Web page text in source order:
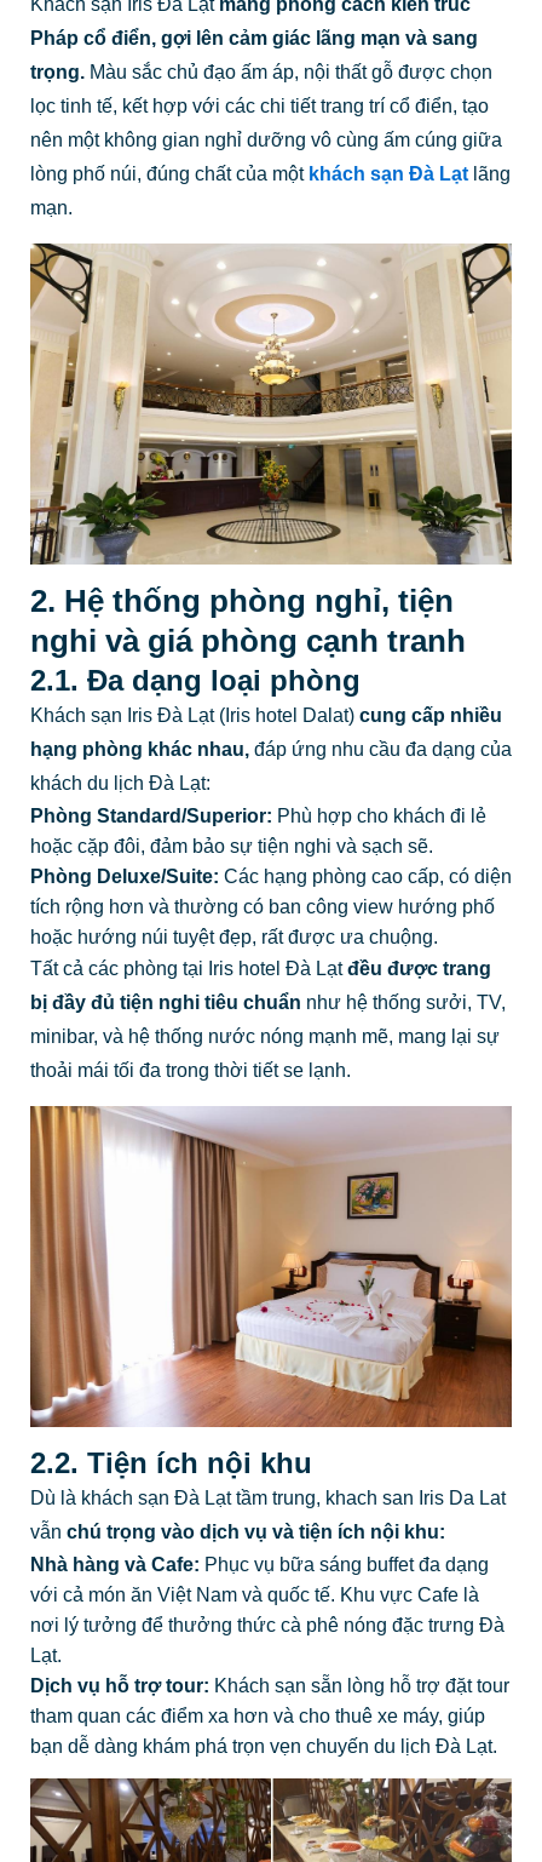
Khách sạn Iris Đà Lạt mang phong cách kiến trúc
Pháp cổ điển, gợi lên cảm giác lãng mạn và sang
trọng.Màu sắc chủ đạo ấm áp, nội thất gỗ được chọn
lọc tinh tế, kết hợp với các chi tiết trang trí cổ điển, tạo
nên một không gian nghỉ dưỡng vô cùng ấm cúng giữa
lòng phố núi, đúng chất của một khách sạn Đà Lạtlãng
mạn.
2. Hệ thống phòng nghỉ, tiện
nghi và giá phòng cạnh tranh
2.1. Đa dạng loại phòng
Khách sạn Iris Đà Lạt (Iris hotel Dalat) cung cấp nhiều
hạng phòng khác nhau,đáp ứng nhu cầu đa dạng của
khách du lịch Đà Lạt:
Phòng Standard/Superior: Phù hợp cho khách đi lẻ
hoặc cặp đôi, đảm bảo sự tiện nghi và sạch sẽ.
Phòng Deluxe/Suite: Các hạng phòng cao cấp, có diện
tích rộng hơn và thường có ban công view hướng phố
hoặc hướng núi tuyệt đẹp, rất được ưa chuộng.
Tất cả các phòng tại Iris hotel Đà Lạtđều được trang
bị đầy đủ tiện nghi tiêu chuẩn như hệ thống sưởi, TV,
minibar, và hệ thống nước nóng mạnh mẽ, mang lại sự
thoải mái tối đa trong thời tiết se lạnh.
2.2. Tiện ích nội khu
Dù là khách sạn Đà Lạt tầm trung, khach san Iris Da Lat
vẫn chú trọng vào dịch vụ và tiện ích nội khu:
Nhà hàng và Cafe: Phục vụ bữa sáng buffet đa dạng
với cả món ăn Việt Nam và quốc tế. Khu vực Cafe là
nơi lý tưởng để thưởng thức cà phê nóng đặc trưng Đà
Lạt.
Dịch vụ hỗ trợ tour: Khách sạn sẵn lòng hỗ trợ đặt tour
tham quan các điểm xa hơn và cho thuê xe máy, giúp
bạn dễ dàng khám phá trọn vẹn chuyến du lịch Đà Lạt.